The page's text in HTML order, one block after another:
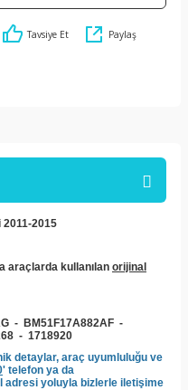
Tavsiye Et Paylaş
2015
araçlarda kullanılan orijinal
- BM51F17A882AF -
- 1718920
detaylar, araç uyumluluğu ve
' telefon ya da
adresi yoluyla bizlerle iletişime